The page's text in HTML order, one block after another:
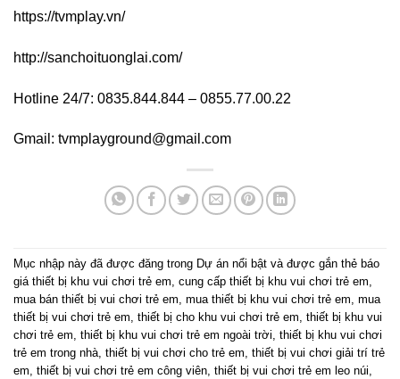
https://tvmplay.vn/
http://sanchoituonglai.com/
Hotline 24/7: 0835.844.844 – 0855.77.00.22
Gmail: tvmplayground@gmail.com
Mục nhập này đã được đăng trong Dự án nổi bật và được gắn thẻ báo
giá thiết bị khu vui chơi trẻ em cung cấp thiết bị khu vui chơi trẻ em
mua bán thiết bị vui chơi trẻ em mua thiết bị khu vui chơi trẻ em mua
thiết bị vui chơi trẻ em thiết bị cho khu vui chơi trẻ em thiết bị khu vui
chơi trẻ em thiết bị khu vui chơi trẻ em ngoài trời thiết bị khu vui chơi
trẻ em trong nhà thiết bị vui chơi cho trẻ em thiết bị vui chơi giải trí trẻ
em thiết bị vui chơi trẻ em công viên thiết bị vui chơi trẻ em leo núi